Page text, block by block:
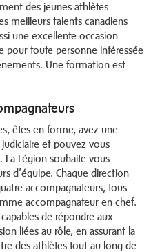
des jeunes athlètes
meilleurs talents canadiens
une excellente occasion
pour toute personne intéressée
Une formation est
êtes en forme, avez une
et pouvez vous
Légion souhaite vous
d’équipe. Chaque direction
accompagnateurs, tous
accompagnateur en chef.
de répondre aux
liées au rôle, en assurant la
des athlètes tout au long de